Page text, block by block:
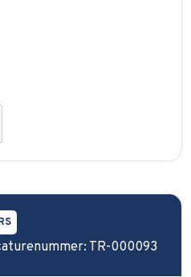
TR-000093